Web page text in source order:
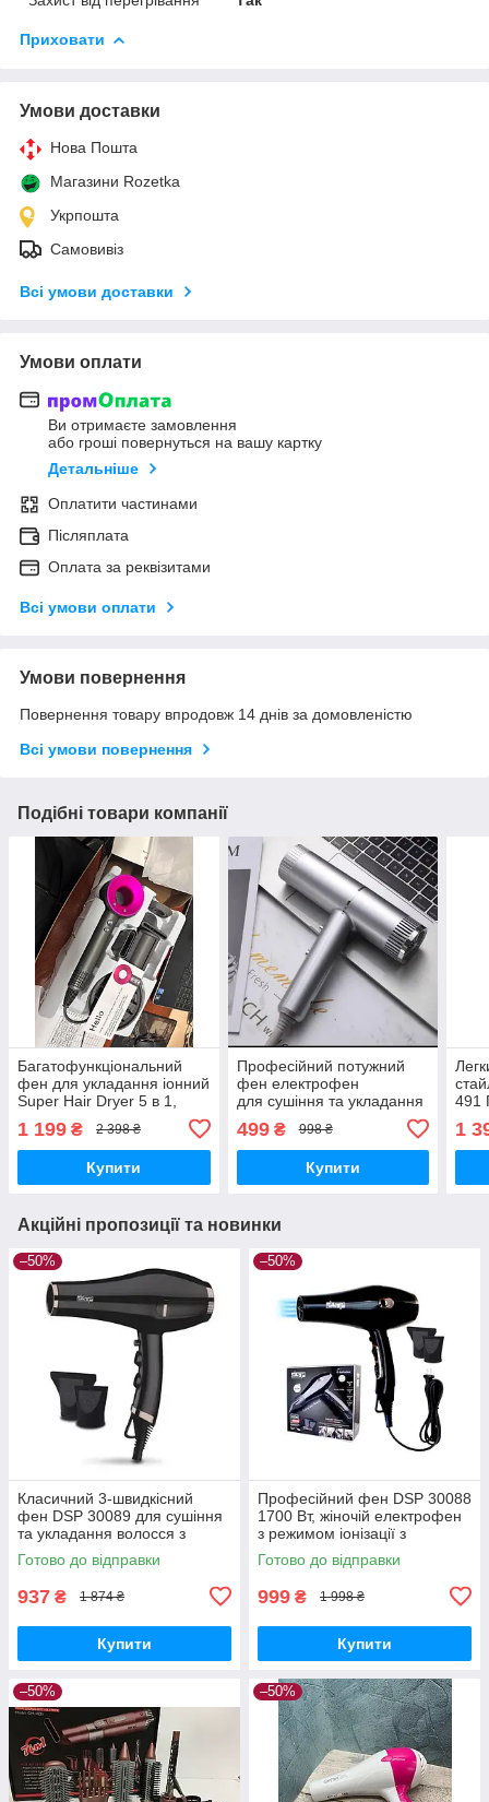
Приховати
Умови доставки
Нова Пошта
Магазини Rozetka
Укрпошта
Самовивіз
Всі умови доставки
Умови оплати
Ви отримаєте замовлення
або гроші повернуться на вашу картку
Детальніше
Оплатити частинами
Післяплата
Оплата за реквізитами
Всі умови оплати
Умови повернення
Повернення товару впродовж 14 днів за домовленістю
Всі умови повернення
Подібні товари компанії
Багатофункціональний
фен для укладання іонний
Super Hair Dryer 5 в 1,
температури
1 199 ₴ 2 398 ₴
Купити
Професійний потужний
фен електрофен
для сушіння та укладання
волосся голови з
іонізацією
і зручною складною
ручкою
499₴ 998 ₴
Купити
491
для
1
Акційні пропозиції та новинки
–50%
Класичний 3-швидкісний
фен DSP 30089 для сушіння
та укладання волосся з
насадками холодним і
гарячим повітрям
Готово до відправки
937 ₴ 1 874 ₴
Купити
–50%
Професійний фен DSP 30088
1700 Вт, жіночій електрофен
з режимом іонізації з
насадкою-концентратором
для укладання волосся
Готово до відправки
999 ₴ 1 998 ₴
Купити
–50% –50%